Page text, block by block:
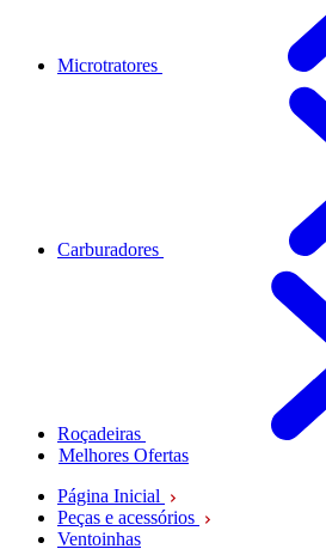
Microtratores
Carburadores
Roçadeiras
Melhores Ofertas
Página Inicial
Peças e acessórios
Ventoinhas